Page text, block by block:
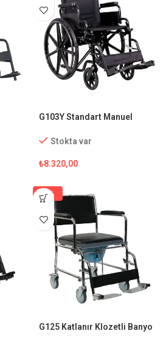
G103Y Standart Manuel
Stokta var
₺8.320,00
-5%
G125 Katlanır Klozetli Banyo